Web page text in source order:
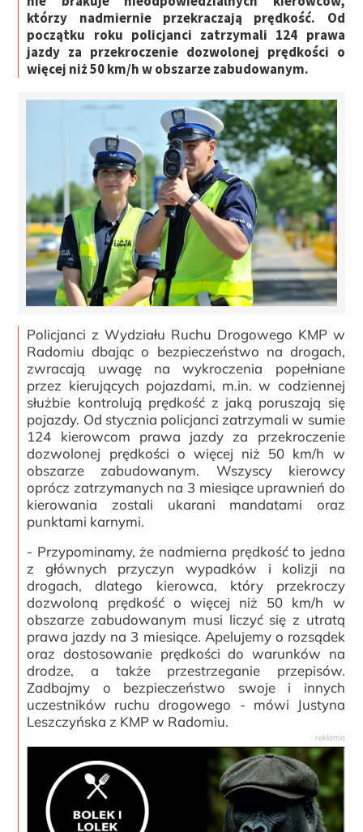
którzy nadmiernie przekraczają prędkość. Od
początku roku policjanci zatrzymali 124 prawa
jazdy za przekroczenie dozwolonej prędkości o
więcej niż 50 km/h w obszarze zabudowanym.
Policjanci z Wydziału Ruchu Drogowego KMP w
Radomiu dbając o bezpieczeństwo na drogach,
zwracają uwagę na wykroczenia popełniane
przez kierujących pojazdami, m.in. w codziennej
służbie kontrolują prędkość z jaką poruszają się
pojazdy. Od stycznia policjanci zatrzymali w sumie
124 kierowcom prawa jazdy za przekroczenie
dozwolonej prędkości o więcej niż 50 km/h w
obszarze zabudowanym. Wszyscy kierowcy
oprócz zatrzymanych na 3 miesiące uprawnień do
kierowania zostali ukarani mandatami oraz
punktami karnymi.
- Przypominamy, że nadmierna prędkość to jedna
z głównych przyczyn wypadków i kolizji na
drogach, dlatego kierowca, który przekroczy
dozwoloną prędkość o więcej niż 50 km/h w
obszarze zabudowanym musi liczyć się z utratą
prawa jazdy na 3 miesiące. Apelujemy o rozsądek
oraz dostosowanie prędkości do warunków na
drodze, a także przestrzeganie przepisów.
Zadbajmy o bezpieczeństwo swoje i innych
uczestników ruchu drogowego - mówi Justyna
Leszczyńska z KMP w Radomiu.